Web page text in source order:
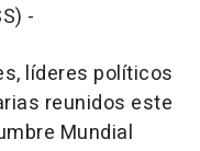
-
líderes políticos
reunidos este
Mundial